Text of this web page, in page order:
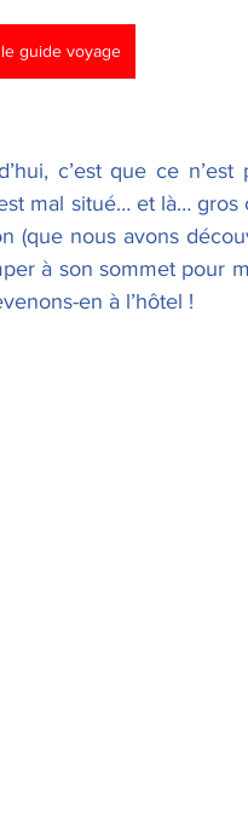
guide voyage
c’est que ce
mal situé… et là…
(que nous avons
à son sommet pour
en à l’hôtel !